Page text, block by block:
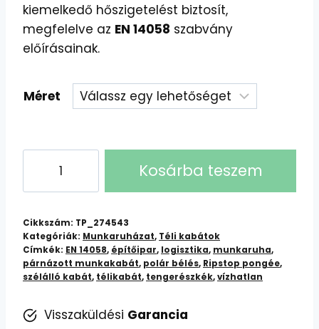
kiemelkedő hőszigetelést biztosít,
megfelelve az EN 14058 szabvány
előírásainak.
Méret
Kabát
Sötétkék/Fekete
mennyiség
Kosárba teszem
Cikkszám: TP_274543
Kategóriák: Munkaruházat, Téli kabátok
Címkék: EN 14058, építőipar, logisztika, munkaruha,
párnázott munkakabát, polár bélés, Ripstop pongée,
szélálló kabát, télikabát, tengerészkék,vízhatlan
Visszaküldési Garancia